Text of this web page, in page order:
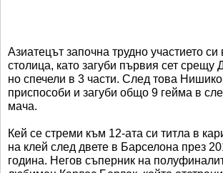
Азиатецът започна трудно участието си
столица, като загуби първия сет
но спечели в 3 части. След това
приспособи и загуби общо 9 гейма в
мача.
Кей се стреми към 12-ата си титла в
на клей след двете в Барселона през
година. Негов съперник на